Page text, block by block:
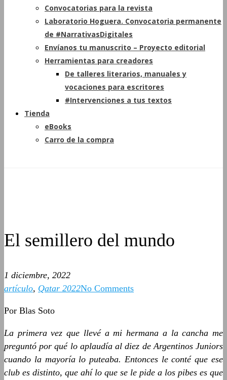
Convocatorias para la revista
Laboratorio Hoguera. Convocatoria permanente
de #NarrativasDigitales
Envíanos tu manuscrito – Proyecto editorial
Herramientas para creadores
De talleres literarios, manuales y
vocaciones para escritores
#Intervenciones a tus textos
Tienda
eBooks
Carro de la compra
El semillero del mundo
1 diciembre, 2022
artículo, Qatar 2022No Comments
Por Blas Soto
La primera vez que llevé a mi hermana a la cancha me
preguntó por qué lo aplaudía al diez de Argentinos Juniors
cuando la mayoría lo puteaba. Entonces le conté que ese
club es distinto, que ahí lo que se le pide a los pibes es que